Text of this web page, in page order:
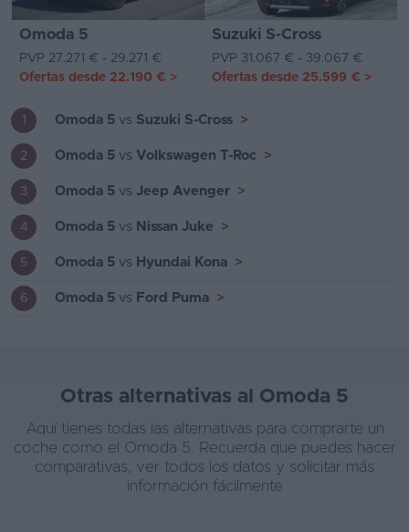
Omoda 5 Suzuki S-Cross
PVP 27.271 € - 29.271 €
PVP 31.067 € - 39.067 €
Ofertas desde 22.190 € > Ofertas desde 25.599 € >
1 Omoda 5 vs Suzuki S-Cross >
2 Omoda 5 vs Volkswagen T-Roc >
3 Omoda 5 vs Jeep Avenger >
4 Omoda 5 vs Nissan Juke >
5 Omoda 5 vs Hyundai Kona >
6 Omoda 5 vs Ford Puma >
Otras alternativas al Omoda 5
Aquí tienes todas las alternativas para comprarte un
coche como el Omoda 5. Recuerda que puedes hacer
comparativas, ver todos los datos y solicitar más
información fácilmente